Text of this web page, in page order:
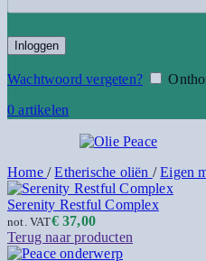
Inloggen
Wachtwoord vergeten?
0artikelen
Home / Etherische oliën / Eigen
Serenity Restful Complex
€37,00
not. VAT
Terug naar producten